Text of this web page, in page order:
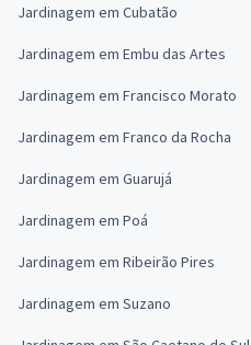
Jardinagem em Cubatão
Jardinagem em Embu das Artes
Jardinagem em Francisco Morato
Jardinagem em Franco da Rocha
Jardinagem em Guarujá
Jardinagem em Poá
Jardinagem em Ribeirão Pires
Jardinagem em Suzano